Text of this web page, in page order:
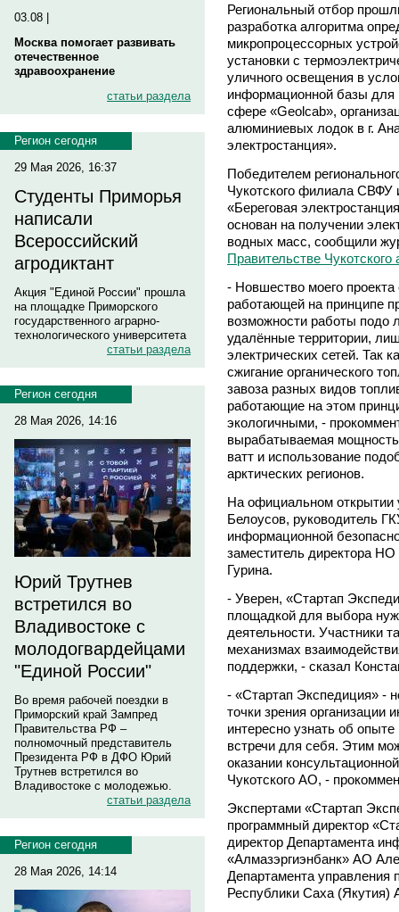
03.08 |
Москва помогает развивать
отечественное
здравоохранение
статьи раздела
Регион сегодня
29 Мая 2026, 16:37
Студенты Приморья
написали
Всероссийский
агродиктант
Акция "Единой России" прошла
на площадке Приморского
государственного аграрно-
технологического университета
статьи раздела
Регион сегодня
28 Мая 2026, 14:16
Юрий Трутнев
встретился во
Владивостоке с
молодогвардейцами
"Единой России"
Во время рабочей поездки в
Приморский край Зампред
Правительства РФ –
полномочный представитель
Президента РФ в ДФО Юрий
Трутнев встретился во
Владивостоке с молодежью.
статьи раздела
Регион сегодня
28 Мая 2026, 14:14
Региональный отбор
разработка алгоритма
микропроцессорных
установки с
уличного освещения в
информационной базы для
сфере «Geolcab»,
алюминиевых лодок в г.
электростанция».
Победителем
Чукотского филиала
«Береговая
основан на получении
водных масс, сообщили
Правительстве Чукотского
- Новшество моего проекта
работающей на принципе
возможности работы подо
удалённые территории,
электрических сетей. Так
сжигание органического
завоза разных видов
работающие на этом
экологичными, -
вырабатываемая мощность
ватт и использование
арктических регионов.
На официальном открытии
Белоусов, руководитель
информационной
заместитель директора
Гурина.
- Уверен, «Стартап
площадкой для выбора
деятельности. Участники
механизмах
поддержки, - сказал
- «Стартап Экспедиция» -
точки зрения организации
интересно узнать об
встречи для себя. Этим
оказании
Чукотского АО, -
Экспертами «Стартап
программный директор
директор Департамента
«Алмазэргиэнбанк» АО
Департамента управления
Республики Саха (Якутия)